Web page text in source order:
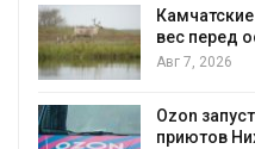
вес перед
Авг 7, 2026
Ozon
приютов